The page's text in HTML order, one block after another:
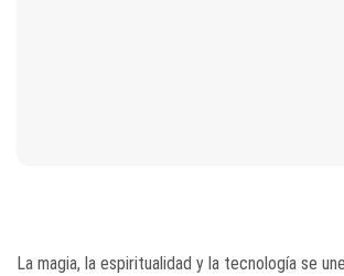
La magia, la espiritualidad y la tecnología se